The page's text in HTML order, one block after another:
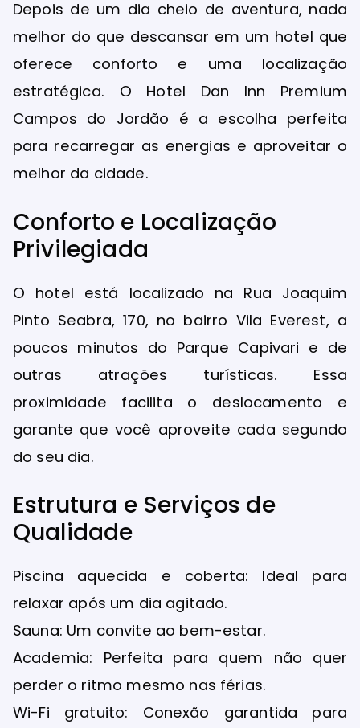
Depois de um dia cheio de aventura, nada
melhor do que descansar em um hotel que
oferece conforto e uma localização
estratégica. O Hotel Dan Inn Premium
Campos do Jordão é a escolha perfeita
para recarregar as energias e aproveitar o
melhor da cidade.
Conforto e Localização
Privilegiada
O hotel está localizado na Rua Joaquim
Pinto Seabra, 170, no bairro Vila Everest, a
poucos minutos do Parque Capivari e de
outras atrações turísticas. Essa
proximidade facilita o deslocamento e
garante que você aproveite cada segundo
do seu dia.
Estrutura e Serviços de
Qualidade
Piscina aquecida e coberta: Ideal para
relaxar após um dia agitado.
Sauna: Um convite ao bem-estar.
Academia: Perfeita para quem não quer
perder o ritmo mesmo nas férias.
Wi-Fi gratuito: Conexão garantida para